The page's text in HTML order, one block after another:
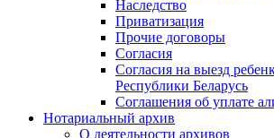
Наследство
Приватизация
Прочие договоры
Согласия
Согласия на выезд
Республики Беларусь
Соглашения об уплате
Нотариальный архив
О деятельности архивов